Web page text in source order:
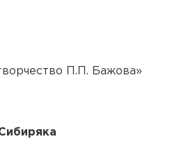
П.П. Бажова»